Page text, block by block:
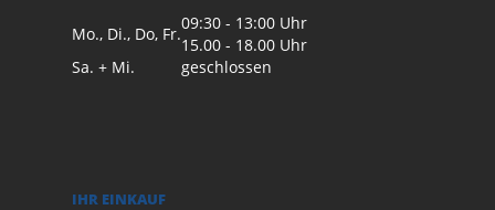
Mo., Di., Do, Fr.
09:30 - 13:00 Uhr
15.00 - 18.00 Uhr
Sa. + Mi.
geschlossen
IHR EINKAUF